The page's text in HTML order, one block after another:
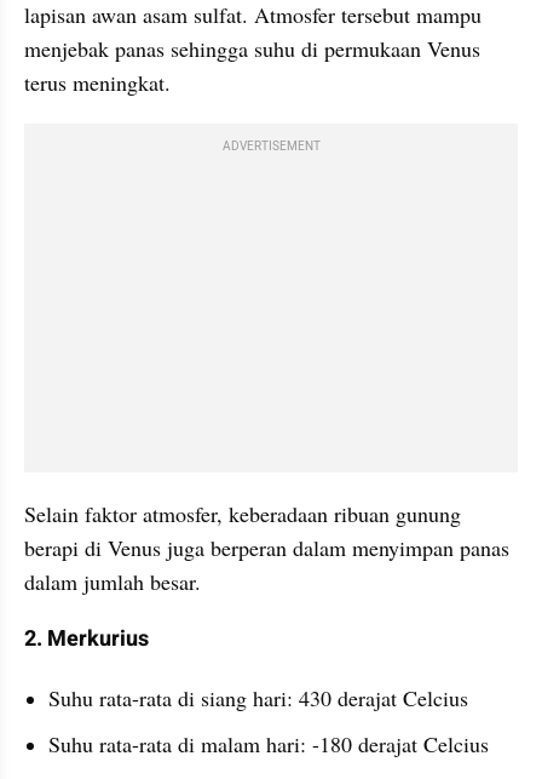
lapisan awan asam sulfat. Atmosfer tersebut mampu
menjebak panas sehingga suhu di permukaan Venus
terus meningkat.
ADVERTISEMENT
Selain faktor atmosfer, keberadaan ribuan gunung
berapi di Venus juga berperan dalam menyimpan panas
dalam jumlah besar.
2. Merkurius
Suhu rata-rata di siang hari: 430 derajat Celcius
Suhu rata-rata di malam hari: -180 derajat Celcius